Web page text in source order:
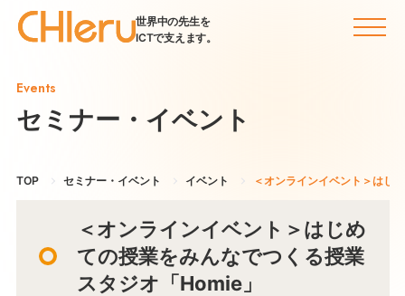
世界中の先生を
ICTで支えます。
Events
セミナー・イベント
TOP セミナー・イベント イベント ＜オンラインイベント＞はじ
＜オンラインイベント＞はじめ
ての授業をみんなでつくる授業
スタジオ「Homie」